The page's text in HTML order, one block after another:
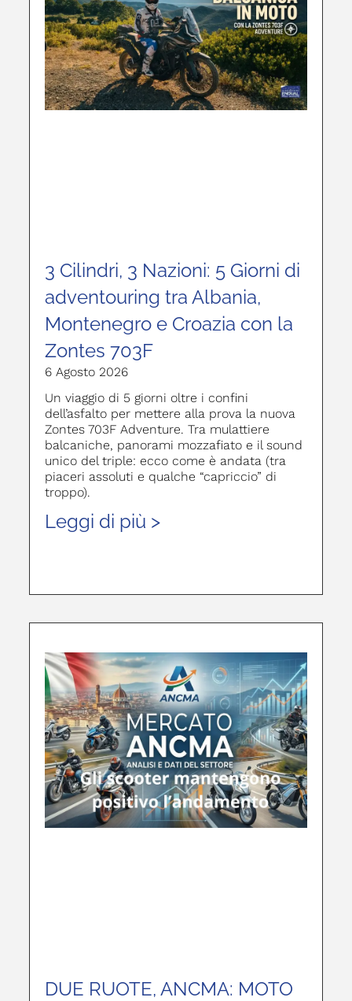
3 Cilindri, 3 Nazioni: 5 Giorni di
adventouring tra Albania,
Montenegro e Croazia con la
Zontes 703F
6 Agosto 2026
Un viaggio di 5 giorni oltre i confini
dell’asfalto per mettere alla prova la nuova
Zontes 703F Adventure. Tra mulattiere
balcaniche, panorami mozzafiato e il sound
unico del triple: ecco come è andata (tra
piaceri assoluti e qualche “capriccio” di
troppo).
Leggi di più >
DUE RUOTE, ANCMA: MOTO